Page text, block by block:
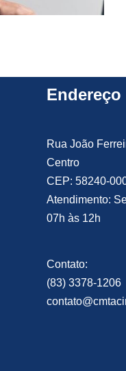
Endereço
Rua João
Centro
CEP: 58240-
Atendimento:
07h às 12h
Contato:
(83) 3378-1206